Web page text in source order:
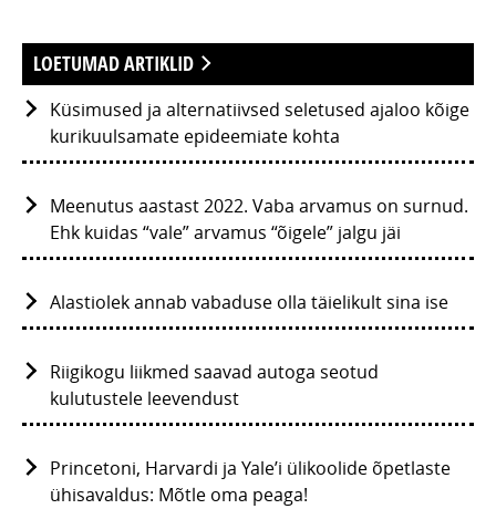
LOETUMAD ARTIKLID
Küsimused ja alternatiivsed seletused ajaloo kõige
kurikuulsamate epideemiate kohta
Meenutus aastast 2022. Vaba arvamus on surnud.
Ehk kuidas “vale” arvamus “õigele” jalgu jäi
Alastiolek annab vabaduse olla täielikult sina ise
Riigikogu liikmed saavad autoga seotud
kulutustele leevendust
Princetoni, Harvardi ja Yale’i ülikoolide õpetlaste
ühisavaldus: Mõtle oma peaga!